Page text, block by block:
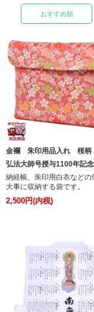
おすすめ順
金襴 朱印用品入れ 桜
弘法大師号授与1100年記
納経帳、朱印用白衣などの
大事に収納する袋です。
2,500円(内税)